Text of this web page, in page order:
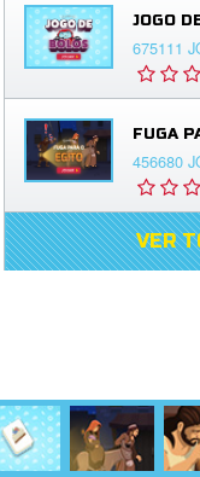
JOGO
675111
FUGA
456680
VER